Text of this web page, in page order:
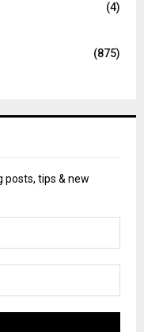
(4)
(875)
posts, tips & new